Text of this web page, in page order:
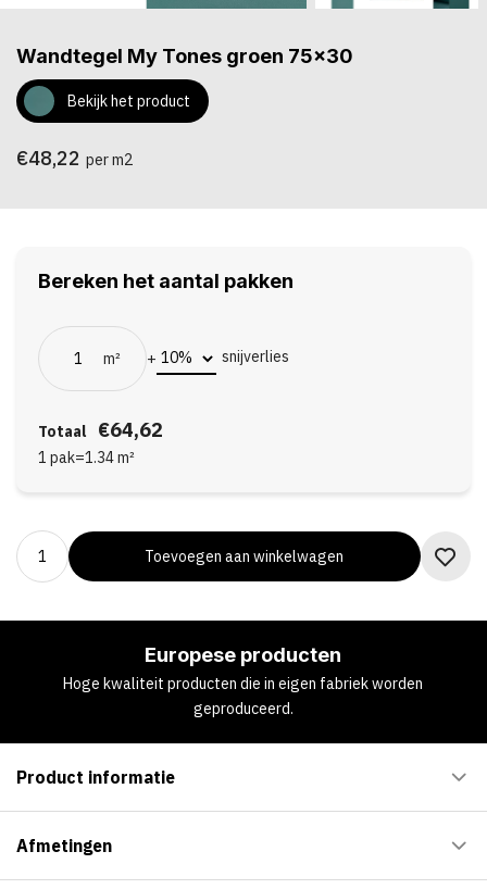
Wandtegel My Tones groen 75x30
Bekijk het product
€48,22 per m2
Bereken het aantal pakken
m² + snijverlies
Totaal €64,62
1 pak=1.34m²
Toevoegen aan winkelwagen
Europese producten
Hoge kwaliteit producten die in eigen fabriek worden
geproduceerd.
Product informatie
Afmetingen